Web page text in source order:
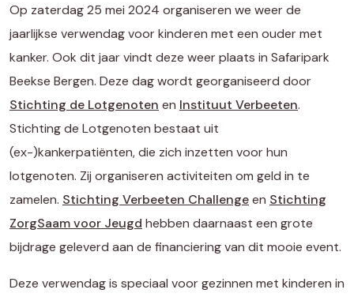
Op zaterdag 25 mei 2024 organiseren we weer de
jaarlijkse verwendag voor kinderen met een ouder met
kanker. Ook dit jaar vindt deze weer plaats in Safaripark
Beekse Bergen. Deze dag wordt georganiseerd door
Stichting de Lotgenoten en Instituut Verbeeten.
Stichting de Lotgenoten bestaat uit
(ex-)kankerpatiënten, die zich inzetten voor hun
lotgenoten. Zij organiseren activiteiten om geld in te
zamelen. Stichting Verbeeten Challengeen Stichting
ZorgSaam voor Jeugd hebben daarnaast een grote
bijdrage geleverd aan de financiering van dit mooie event.
Deze verwendag is speciaal voor gezinnen met kinderen in